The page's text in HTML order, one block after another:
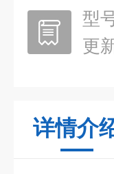
型
更
详情介